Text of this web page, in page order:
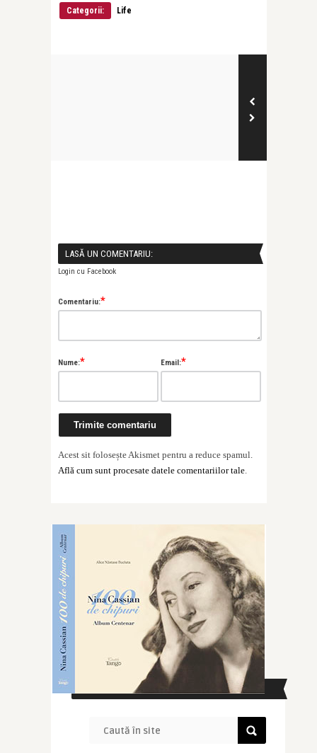
Categorii: Life
LASĂ UN COMENTARIU:
Login cu Facebook
Comentariu:*
Nume:* Email:*
Acest sit folosește Akismet pentru a reduce spamul.
Află cum sunt procesate datele comentariilor tale.
CAUTĂ ÎN SITE